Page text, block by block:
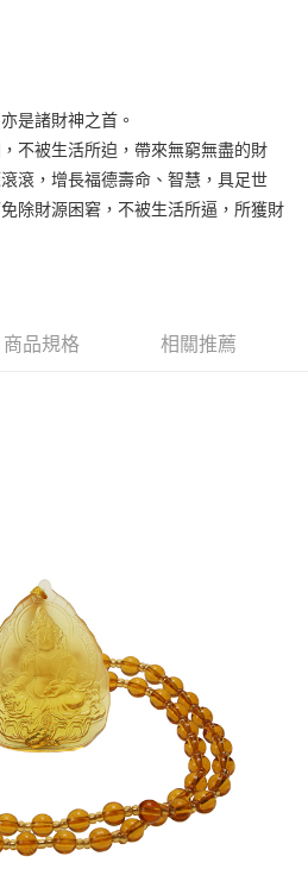
是諸財神之首。
不被生活所迫，帶來無窮無盡的財
滾，增長福德壽命、智慧，具足世
除財源困窘，不被生活所逼，所獲財
商品規格 相關推薦